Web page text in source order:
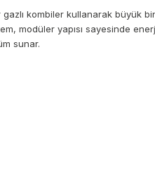
kombiler kullanarak büyük
modüler yapısı sayesinde
sunar.